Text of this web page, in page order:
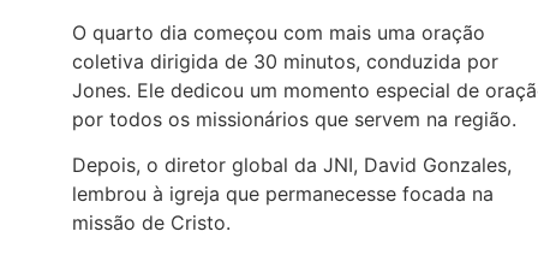
O quarto dia começou com mais uma oração
coletiva dirigida de 30 minutos, conduzida por
Jones. Ele dedicou um momento especial de
por todos os missionários que servem na região.
Depois, o diretor global da JNI, David Gonzales,
lembrou à igreja que permanecesse focada na
missão de Cristo.